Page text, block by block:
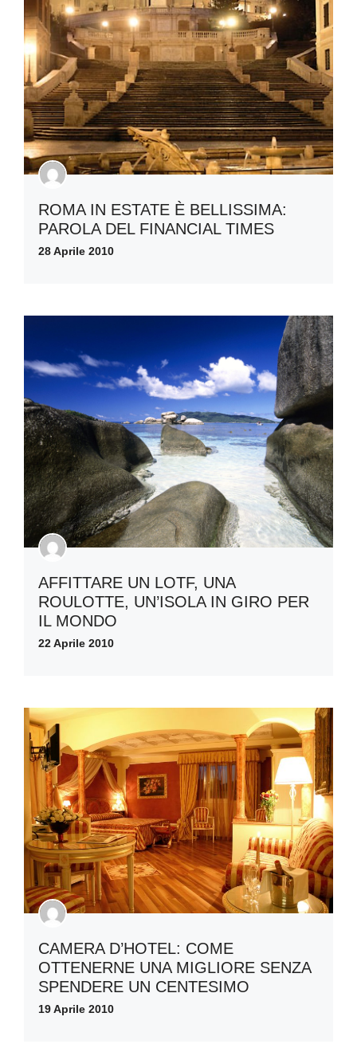
ROMA IN ESTATE È BELLISSIMA:
PAROLA DEL FINANCIAL TIMES
28 Aprile 2010
AFFITTARE UN LOTF, UNA
ROULOTTE, UN’ISOLA IN GIRO PER
IL MONDO
22 Aprile 2010
CAMERA D’HOTEL: COME
OTTENERNE UNA MIGLIORE SENZA
SPENDERE UN CENTESIMO
19 Aprile 2010